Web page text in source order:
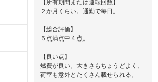
【所有期間または運転回数】
２か月くらい。通勤で毎日。
【総合評価】
５点満点中４点。
【良い点】
燃費が良い。大きさもちょうどよく、
荷室も意外とたくさん載せられる。